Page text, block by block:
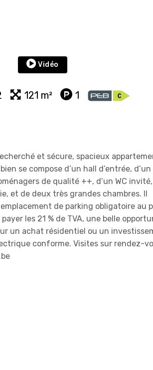
Vidéo
121 m² 1
et sécure, spacieux
se compose d’un hall d’entrée,
de qualité ++, d’un WC invité,
et de deux très grandes chambres. Il
de parking obligatoire au
les 21 % de TVA, une belle
un achat résidentiel ou un
conforme. Visites sur rendez-